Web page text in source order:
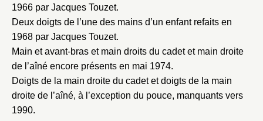
1966 par Jacques Touzet.
Deux doigts de l’une des mains d’un enfant refaits en
1968 par Jacques Touzet.
Main et avant-bras et main droits du cadet et main droite
de l’aîné encore présents en mai 1974.
Doigts de la main droite du cadet et doigts de la main
droite de l’aîné, à l’exception du pouce, manquants vers
1990.
Valider
Nouveau dossier
Mot de passe